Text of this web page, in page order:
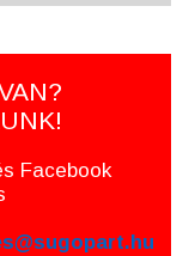
Facebook